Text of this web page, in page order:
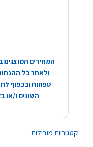
קטגוריות מובילות
המחירים המוצגים
ולאחר כל
טפחות ובכפוף
השונים ו/או